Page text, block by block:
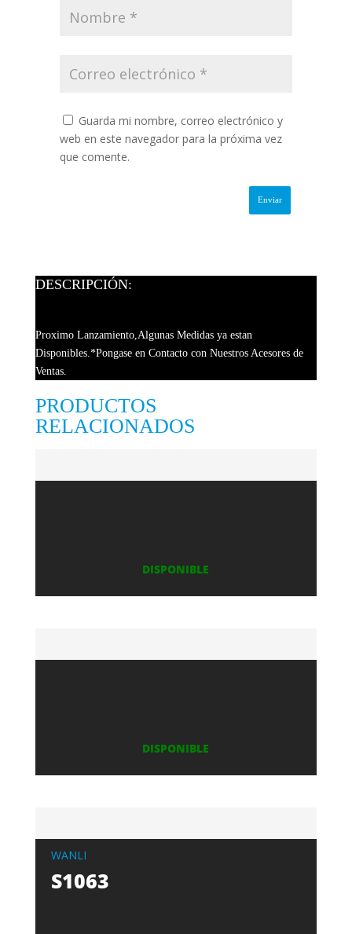
Guarda mi nombre, correo electrónico y
web en este navegador para la próxima vez
que comente.
DESCRIPCIÓN:
Proximo Lanzamiento,Algunas Medidas ya estan
Disponibles.*Pongase en Contacto con Nuestros Acesores de
Ventas.
PRODUCTOS
RELACIONADOS
DISPONIBLE
DISPONIBLE
WANLI
S1063